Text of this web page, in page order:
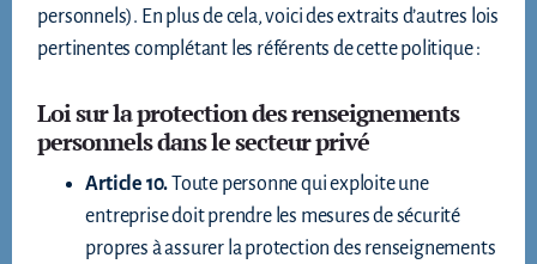
personnels). En plus de cela, voici des extraits d’autres lois
pertinentes complétant les référents de cette politique :
Loi sur la protection des renseignements
personnels dans le secteur privé
Article 10.Toute personne qui exploite une
entreprise doit prendre les mesures de sécurité
propres à assurer la protection des renseignements